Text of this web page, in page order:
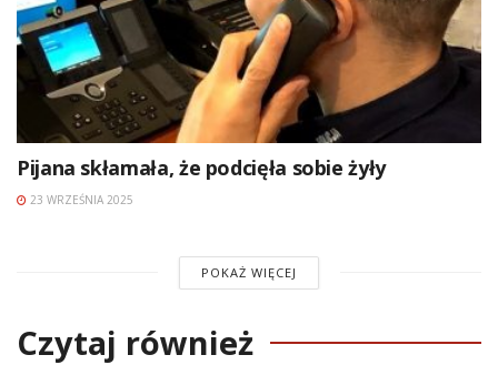
Pijana skłamała, że podcięła sobie żyły
23 WRZEŚNIA 2025
POKAŻ WIĘCEJ
Czytaj również